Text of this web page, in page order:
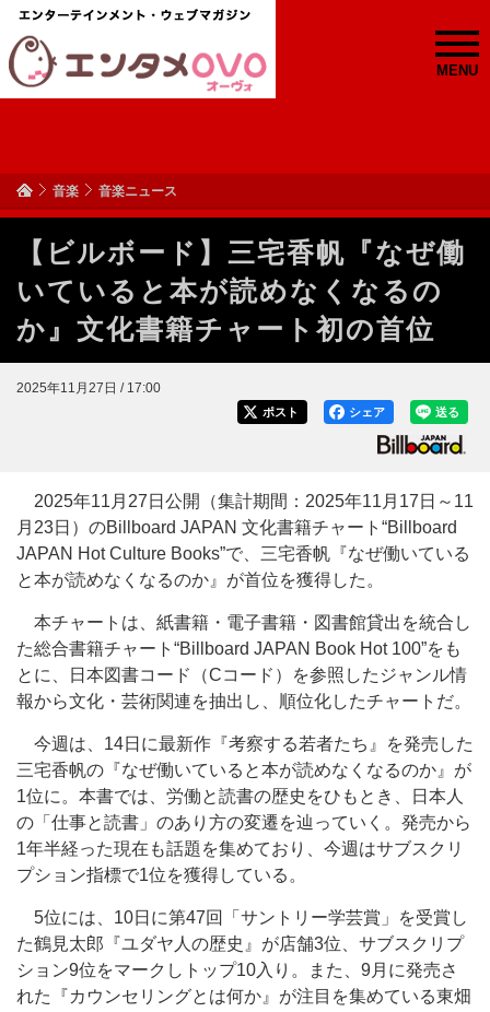
MENU
音楽 音楽ニュース
【ビルボード】三宅香帆『なぜ働
いていると本が読めなくなるの
か』文化書籍チャート初の首位
2025年11月27日 / 17:00
送る
シェア
ポスト
2025年11月27日公開（集計期間：2025年11月17日～11
月23日）のBillboard JAPAN 文化書籍チャート“Billboard
JAPAN Hot Culture Books”で、三宅香帆『なぜ働いている
と本が読めなくなるのか』が首位を獲得した。
本チャートは、紙書籍・電子書籍・図書館貸出を統合し
た総合書籍チャート“Billboard JAPAN Book Hot 100”をも
とに、日本図書コード（Cコード）を参照したジャンル情
報から文化・芸術関連を抽出し、順位化したチャートだ。
今週は、14日に最新作『考察する若者たち』を発売した
三宅香帆の『なぜ働いていると本が読めなくなるのか』が
1位に。本書では、労働と読書の歴史をひもとき、日本人
の「仕事と読書」のあり方の変遷を辿っていく。発売から
1年半経った現在も話題を集めており、今週はサブスクリ
プション指標で1位を獲得している。
5位には、10日に第47回「サントリー学芸賞」を受賞し
た鶴見太郎『ユダヤ人の歴史』が店舗3位、サブスクリプ
ション9位をマークしトップ10入り。また、9月に発売さ
れた『カウンセリングとは何か』が注目を集めている東畑